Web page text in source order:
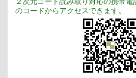
のコードからアクセスできます。